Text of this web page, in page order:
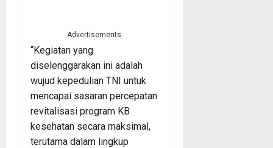
Advertisements
“Kegiatan yang
diselenggarakan ini adalah
wujud kepedulian TNI untuk
mencapai sasaran percepatan
revitalisasi program KB
kesehatan secara maksimal,
terutama dalam lingkup